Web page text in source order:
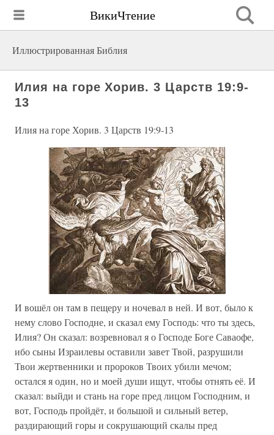
ВикиЧтение
Иллюстрированная Библия
Илия на горе Хорив. 3 Царств 19:9-
13
Илия на горе Хорив. 3 Царств 19:9-13
И вошёл он там в пещеру и ночевал в ней. И вот, было к
нему слово Господне, и сказал ему Господь: что ты здесь,
Илия? Он сказал: возревновал я о Господе Боге Саваофе,
ибо сыны Израилевы оставили завет Твой, разрушили
Твои жертвенники и пророков Твоих убили мечом;
остался я один, но и моей души ищут, чтобы отнять её. И
сказал: выйди и стань на горе пред лицом Господним, и
вот, Господь пройдёт, и большой и сильный ветер,
раздирающий горы и сокрушающий скалы пред